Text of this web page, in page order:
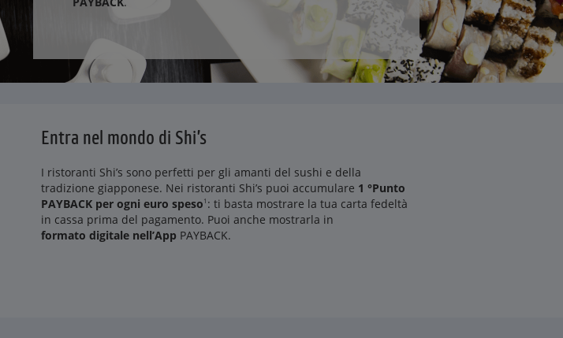
Entra nel mondo di Shi’s
I ristoranti Shi’s sono perfetti per gli amanti del sushi e della
tradizione giapponese. Nei ristoranti Shi’s puoi accumulare 1 °Punto
PAYBACK per ogni euro speso1 : ti basta mostrare la tua carta fedeltà
in cassa prima del pagamento. Puoi anche mostrarla in
formato digitale nell’App PAYBACK.